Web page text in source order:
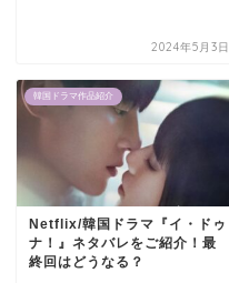
2024年5月3日
韓国ドラマ作品紹介
Netflix/韓国ドラマ『イ・ドゥ
ナ！』ネタバレをご紹介！最
終回はどうなる？